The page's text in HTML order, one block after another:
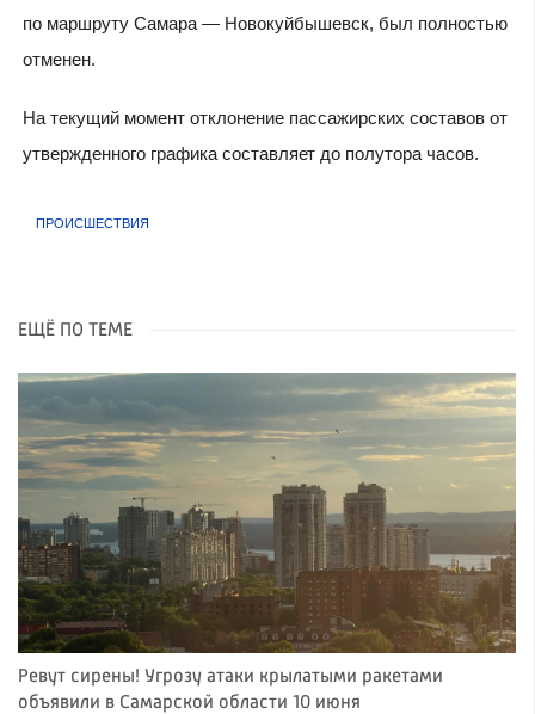
по маршруту Самара — Новокуйбышевск, был полностью
отменен.
На текущий момент отклонение пассажирских составов от
утвержденного графика составляет до полутора часов.
ПРОИСШЕСТВИЯ
ЕЩЁ ПО ТЕМЕ
Ревут сирены! Угрозу атаки крылатыми ракетами
объявили в Самарской области 10 июня